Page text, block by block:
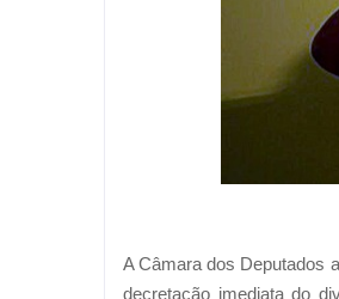
A Câmara dos Deputados
decretação imediata do